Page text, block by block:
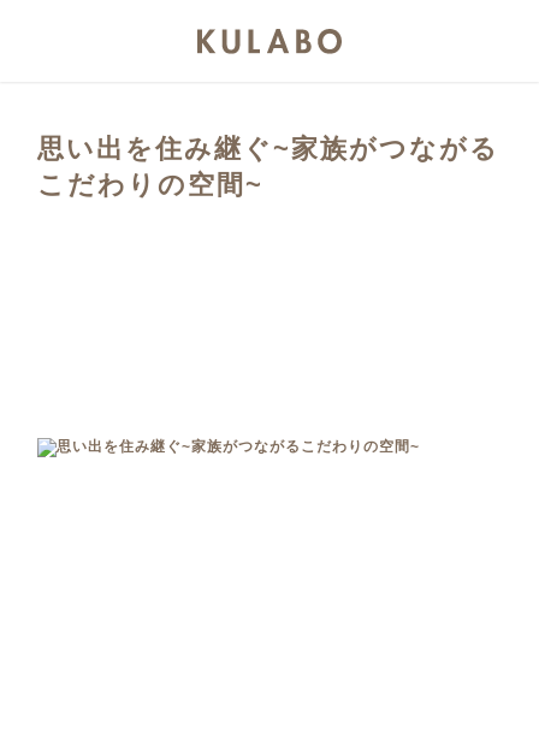
思い出を住み継ぐ~家族がつながる
こだわりの空間~